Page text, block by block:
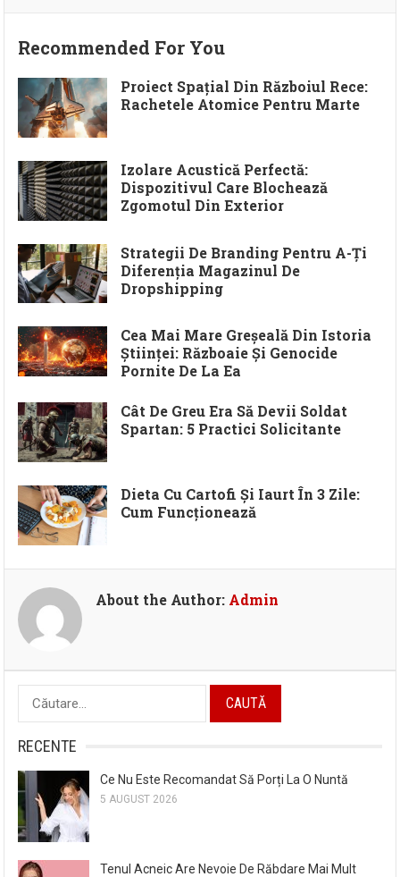
Recommended For You
Proiect Spațial Din Războiul Rece:
Rachetele Atomice Pentru Marte
Izolare Acustică Perfectă:
Dispozitivul Care Blochează
Zgomotul Din Exterior
Strategii De Branding Pentru A-Ți
Diferenția Magazinul De
Dropshipping
Cea Mai Mare Greșeală Din Istoria
Științei: Războaie Și Genocide
Pornite De La Ea
Cât De Greu Era Să Devii Soldat
Spartan: 5 Practici Solicitante
Dieta Cu Cartofi Și Iaurt În 3 Zile:
Cum Funcționează
About the Author: Admin
Caută
după:
RECENTE
Ce Nu Este Recomandat Să Porți La O Nuntă
5 AUGUST 2026
Tenul Acneic Are Nevoie De Răbdare Mai Mult